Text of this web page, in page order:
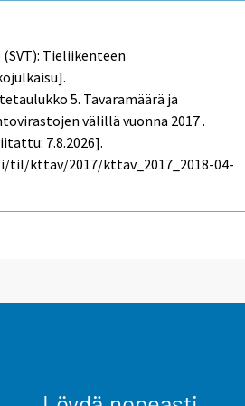
Tieliikenteen
5. Tavaramäärä ja
välillä vuonna 2017 .
7.8.2026].
kttav/2017/kttav_2017_2018-04-